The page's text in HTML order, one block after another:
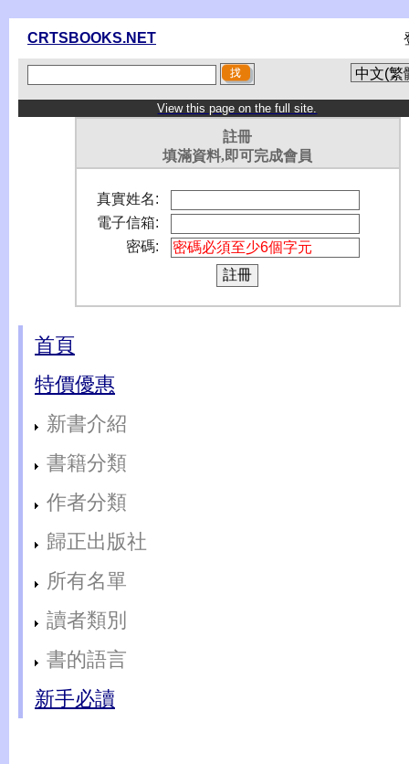
CRTSBOOKS.NET
View this page on the full site.
註冊
填滿資料,即可完成會員
真實姓名:
電子信箱:
密碼:
首頁
特價優惠
新書介紹
書籍分類
作者分類
歸正出版社
所有名單
讀者類別
書的語言
新手必讀